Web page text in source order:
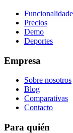
Precios
Demo
Deportes
Empresa
Sobre nosotros
Blog
Comparativas
Contacto
Para quién